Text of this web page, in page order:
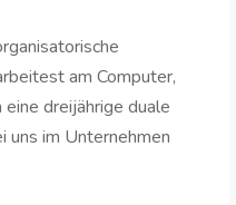
am Computer,
dreijährige duale
uns im Unternehmen